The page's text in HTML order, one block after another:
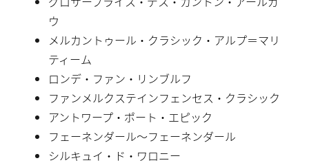
ウ
メルカントゥール・クラシック・アルプ＝マリ
ティーム
ロンデ・ファン・リンブルフ
ファンメルクステインフェンセス・クラシック
アントワープ・ポート・エピック
フェーネンダール〜フェーネンダール
シルキュイ・ド・ワロニー